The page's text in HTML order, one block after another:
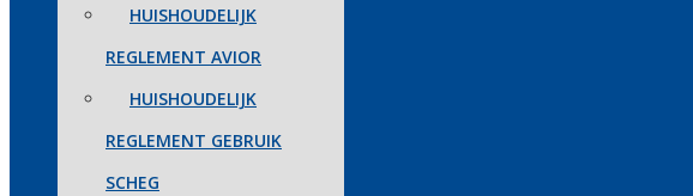
HUISHOUDELIJK
REGLEMENT AVIOR
HUISHOUDELIJK
REGLEMENT GEBRUIK
SCHEG